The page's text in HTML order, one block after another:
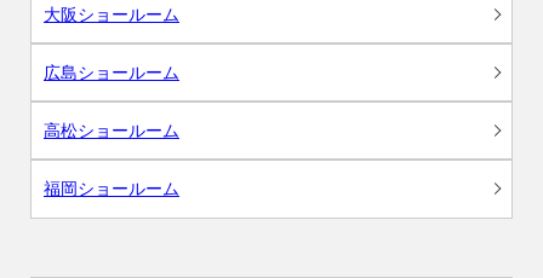
大阪ショールーム
広島ショールーム
高松ショールーム
福岡ショールーム